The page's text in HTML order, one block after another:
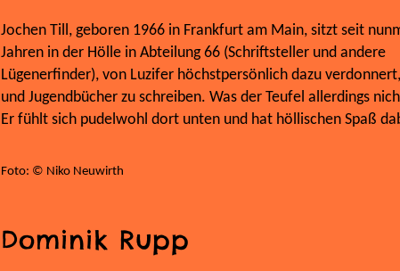
Jochen Till, geboren 1966 in Frankfurt am Main, sitzt seit
Jahren in der Hölle in Abteilung 66 (Schriftsteller und andere
Lügenerfinder), von Luzifer höchstpersönlich dazu
und Jugendbücher zu schreiben. Was der Teufel allerdings
Er fühlt sich pudelwohl dort unten und hat höllischen Spaß
Foto: © Niko Neuwirth
Dominik Rupp